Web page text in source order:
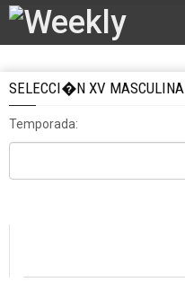
SELECCI�N XV MASCULINA
Temporada: